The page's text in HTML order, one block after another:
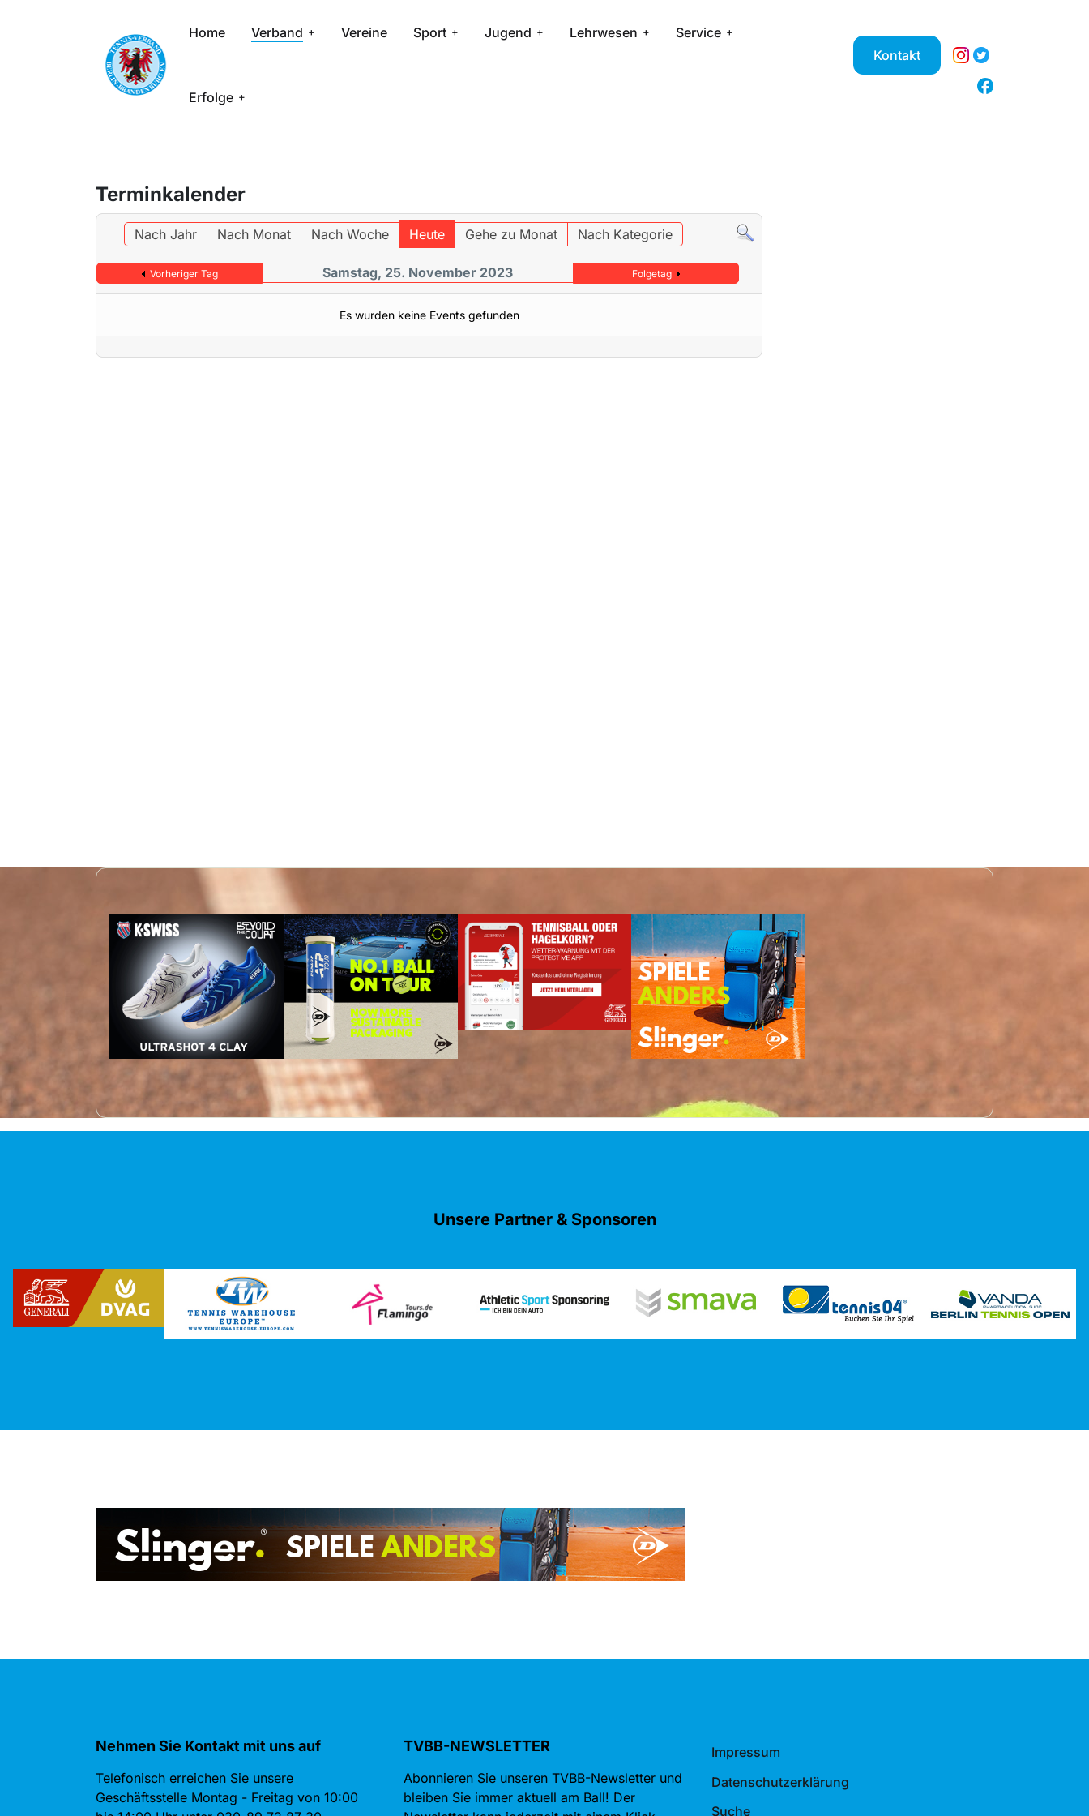
Home Verband Vereine Sport Jugend Lehrwesen Service
Erfolge
Kontakt
Terminkalender
Nach Jahr Nach Monat Nach Woche Heute Gehe zu Monat Nach Kategorie
Vorheriger Tag Samstag, 25. November 2023 Folgetag
Es wurden keine Events gefunden
Unsere Partner & Sponsoren
Nehmen Sie Kontakt mit uns auf
Telefonisch erreichen Sie unsere
Geschäftsstelle Montag - Freitag von 10:00
TVBB-NEWSLETTER
Abonnieren Sie unseren TVBB-Newsletter und
bleiben Sie immer aktuell am Ball! Der
Impressum
Datenschutzerklärung
Suche